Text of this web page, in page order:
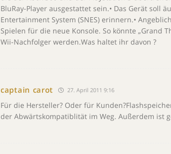
BluRay-Player ausgestattet sein.• Das Gerät soll
Entertainment System (SNES) erinnern.•
Spielen für die neue Konsole. So könnte „Grand
Wii-Nachfolger werden.Was haltet ihr davon ?
captain carot 27. April 2011 9:16
Für die Hersteller? Oder für
der Abwärtskompatiblität im Weg. Außerdem ist